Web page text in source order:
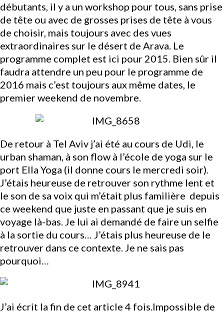
débutants, il y a un workshop pour tous, sans prise
de tête ou avec de grosses prises de tête à vous
de choisir, mais toujours avec des vues
extraordinaires sur le désert de Arava. Le
programme complet est ici pour 2015. Bien sûr il
faudra attendre un peu pour le programme de
2016 mais c’est toujours aux même dates, le
premier weekend de novembre.
De retour à Tel Aviv j’ai été au cours de Udi, le
urban shaman, à son flow à l’école de yoga sur le
port Ella Yoga (il donne cours le mercredi soir).
J’étais heureuse de retrouver son rythme lent et
le son de sa voix qui m’était plus familière depuis
ce weekend que juste en passant que je suis en
voyage là-bas. Je lui ai demandé de faire un selfie
à la sortie du cours… J’étais plus heureuse de le
retrouver dans ce contexte. Je ne sais pas
pourquoi…
J’ai écrit la fin de cet article 4 fois.Impossible de